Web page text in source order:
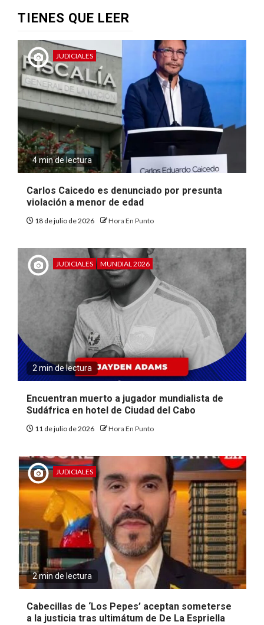
TIENES QUE LEER
JUDICIALES
4 min de lectura
Carlos Caicedo es denunciado por presunta
violación a menor de edad
18 de julio de 2026 Hora En Punto
JUDICIALES MUNDIAL 2026
2 min de lectura
Encuentran muerto a jugador mundialista de
Sudáfrica en hotel de Ciudad del Cabo
11 de julio de 2026 Hora En Punto
JUDICIALES
2 min de lectura
Cabecillas de ‘Los Pepes’ aceptan someterse
a la justicia tras ultimátum de De La Espriella